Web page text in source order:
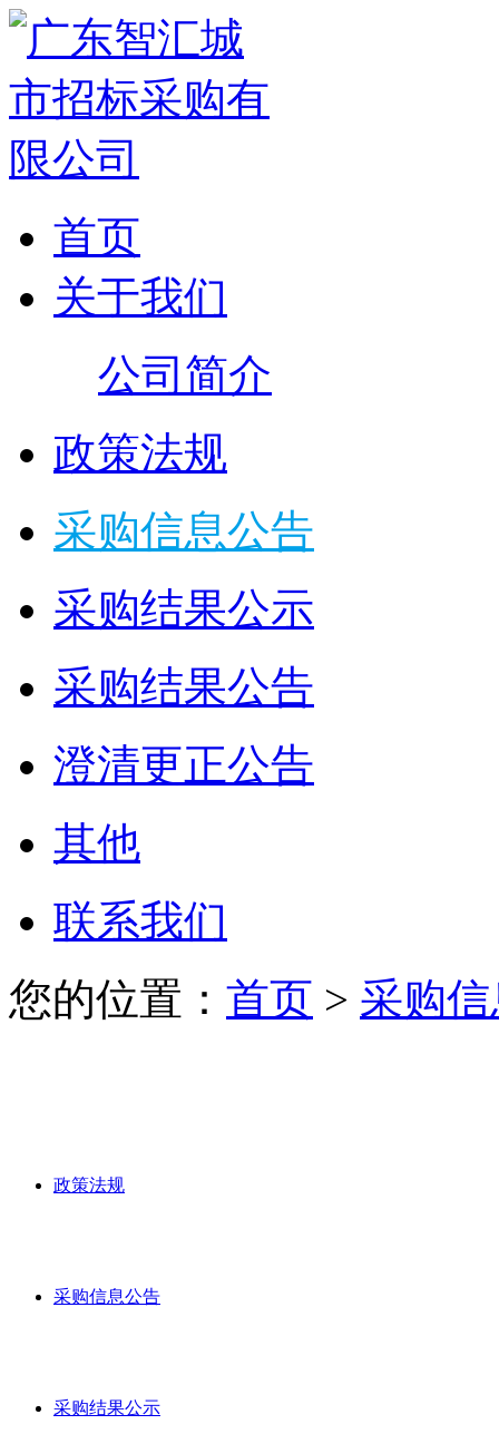
首页
关于我们
公司简介
政策法规
采购信息公告
采购结果公示
采购结果公告
澄清更正公告
其他
联系我们
您的位置： 首页 > 采购
政策法规
采购信息公告
采购结果公示